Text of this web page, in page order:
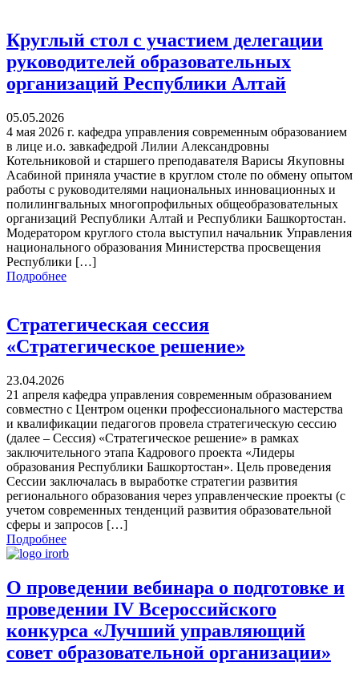
Круглый стол с участием делегации
руководителей образовательных
организаций Республики Алтай
05.05.2026
4 мая 2026 г. кафедра управления современным образованием
в лице и.о. завкафедрой Лилии Александровны
Котельниковой и старшего преподавателя Варисы Якуповны
Асабиной приняла участие в круглом столе по обмену опытом
работы с руководителями национальных инновационных и
полилингвальных многопрофильных общеобразовательных
организаций Республики Алтай и Республики Башкортостан.
Модератором круглого стола выступил начальник Управления
национального образования Министерства просвещения
Республики […]
Подробнее
Стратегическая сессия
«Стратегическое решение»
23.04.2026
21 апреля кафедра управления современным образованием
совместно с Центром оценки профессионального мастерства
и квалификации педагогов провела стратегическую сессию
(далее – Сессия) «Стратегическое решение» в рамках
заключительного этапа Кадрового проекта «Лидеры
образования Республики Башкортостан». Цель проведения
Сессии заключалась в выработке стратегии развития
регионального образования через управленческие проекты (с
учетом современных тенденций развития образовательной
сферы и запросов […]
Подробнее
О проведении вебинара о подготовке и
проведении IV Всероссийского
конкурса «Лучший управляющий
совет образовательной организации»